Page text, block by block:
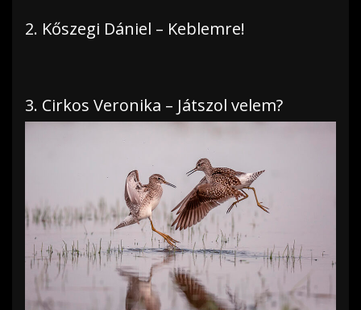
2. Kőszegi Dániel – Keblemre!
3. Cirkos Veronika – Játszol velem?